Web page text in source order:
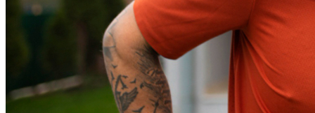
Atlético-MG